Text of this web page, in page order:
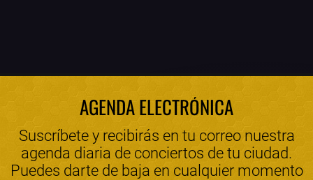
AGENDA ELECTRÓNICA
Suscríbete y recibirás en tu correo nuestra
agenda diaria de conciertos de tu ciudad.
Puedes darte de baja en cualquier momento